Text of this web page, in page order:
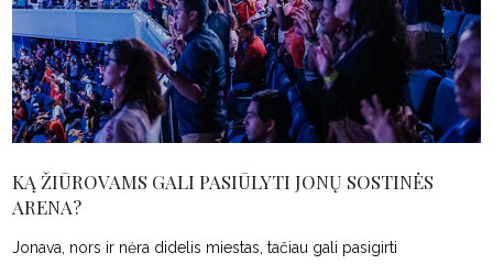
KĄ ŽIŪROVAMS GALI PASIŪLYTI JONŲ SOSTINĖS
ARENA?
Jonava, nors ir nėra didelis miestas, tačiau gali pasigirti